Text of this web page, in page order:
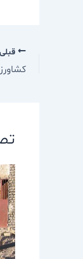
قبلی